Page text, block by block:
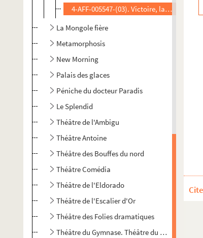
4-AFF-005547-(03). Victoire, la fille du
La Mongole fière
Metamorphosis
New Morning
Palais des glaces
Péniche du docteur Paradis
Le Splendid
Théâtre de l'Ambigu
Théâtre Antoine
Théâtre des Bouffes du nord
Théâtre Comédia
Théâtre de l'Eldorado
Théâtre de l'Escalier d'Or
Théâtre des Folies dramatiques
Théâtre du Gymnase. Théâtre du Gymnase-